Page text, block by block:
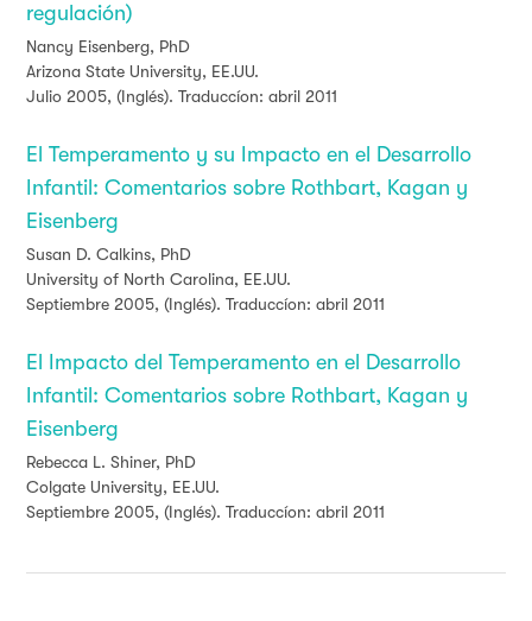
regulación)
Nancy Eisenberg, PhD
Arizona State University, EE.UU.
Julio 2005, (Inglés). Traduccíon: abril 2011
El Temperamento y su Impacto en el Desarrollo
Infantil: Comentarios sobre Rothbart, Kagan y
Eisenberg
Susan D. Calkins, PhD
University of North Carolina, EE.UU.
Septiembre 2005, (Inglés). Traduccíon: abril 2011
El Impacto del Temperamento en el Desarrollo
Infantil: Comentarios sobre Rothbart, Kagan y
Eisenberg
Rebecca L. Shiner, PhD
Colgate University, EE.UU.
Septiembre 2005, (Inglés). Traduccíon: abril 2011